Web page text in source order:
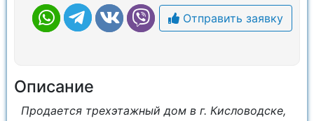
Отправить заявку
Описание
Продается трехэтажный дом в г. Кисловодске,